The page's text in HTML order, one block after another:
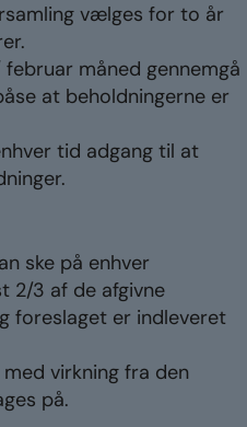
vælges for to år
måned gennemgå
at beholdningerne er
tid adgang til at
ske på enhver
2/3 af de afgivne
foreslaget er indleveret
virkning fra den
på.